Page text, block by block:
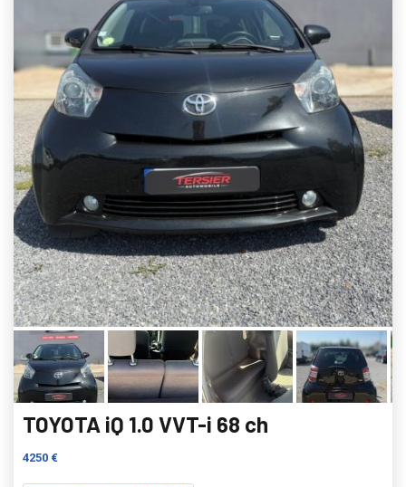
TOYOTA iQ 1.0 VVT-i 68 ch
4250 €